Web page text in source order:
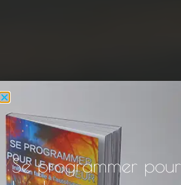
Se programmer